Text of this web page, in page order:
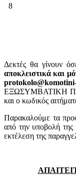
8
Δεκτές θα γίνουν
αποκλειστικά και
ΕΞΩΣΥΜΒΑΤΙΚΗ
και ο κωδικός
Παρακαλούμε τα
από την υποβολή της
εκτέλεση της